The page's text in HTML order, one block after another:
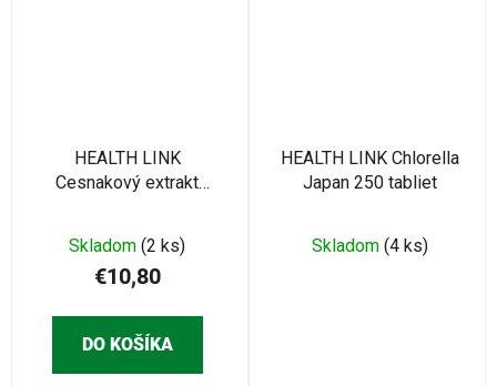
HEALTH LINK
Cesnakový extrakt
Skladom (2 ks)
€10,80
DO KOŠÍKA
HEALTH LINK Chlorella
Japan 250 tabliet
Skladom (4 ks)